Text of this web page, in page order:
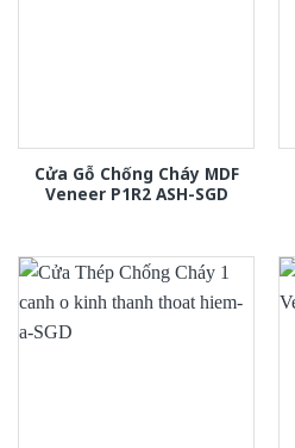
Cửa Gỗ Chống Cháy MDF
Veneer P1R2 ASH-SGD